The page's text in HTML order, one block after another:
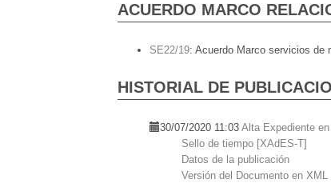
ACUERDO MARCO
SE22/19: Acuerdo Marco servicios de
HISTORIAL DE
30/07/2020 11:03 Alta Expediente en
Sello de tiempo [XAdES-T]
Datos de la publicación
Versión del Documento en XML